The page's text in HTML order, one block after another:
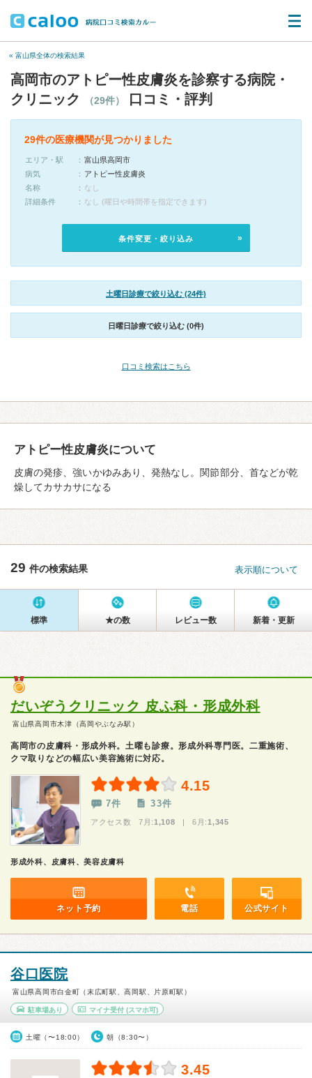
« 富山県全体の検索結果
高岡市のアトピー性皮膚炎を診察する病院・
クリニック
（29件） 口コミ・評判
29件の医療機関が見つかりました
エリア・駅
富山県高岡市
病気
アトピー性皮膚炎
名称
なし
詳細条件
なし (曜日や時間帯を指定できます)
条件変更・絞り込み
土曜日診療で絞り込む (24件)
日曜日診療で絞り込む (0件)
口コミ検索はこちら
アトピー性皮膚炎について
皮膚の発疹、強いかゆみあり、発熱なし。関節部分、首などが乾
燥してカサカサになる
29 件の検索結果 表示順について
標準 ★の数 レビュー数 新着・更新
だいぞうクリニック 皮ふ科・形成外科
富山県高岡市木津（高岡やぶなみ駅）
高岡市の皮膚科・形成外科。土曜も診療。形成外科専門医。二重施術、
クマ取りなどの幅広い美容施術に対応。
4.15
7件 33件
アクセス数 7月: 1,108 | 6月: 1,345
形成外科、皮膚科、美容皮膚科
ネット予約 電話 公式サイト
谷口医院
富山県高岡市白金町（末広町駅、高岡駅、片原町駅）
駐車場あり マイナ受付(スマホ可)
土曜（〜18:00） 朝（8:30〜）
3.45